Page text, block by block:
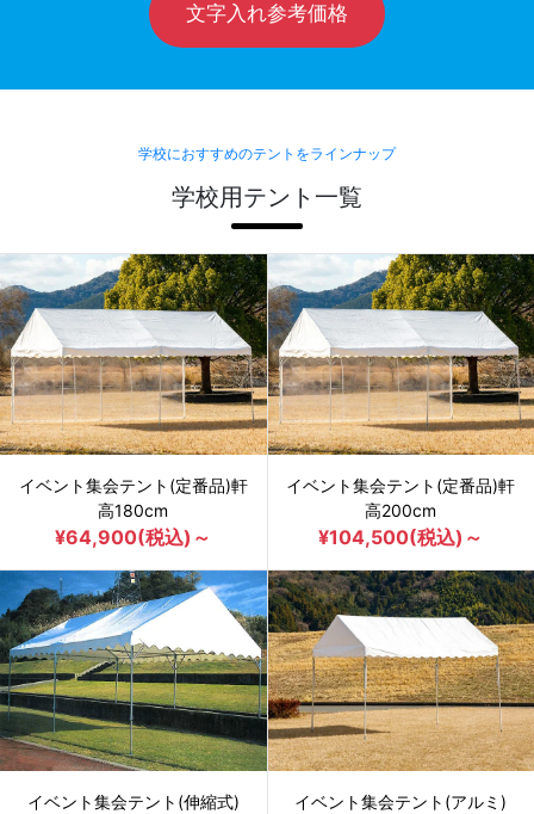
文字入れ参考価格
学校におすすめのテントをラインナップ
学校用テント一覧
イベント集会テント(定番品)軒
高180cm
¥64,900(税込)～
イベント集会テント(定番品)軒
高200cm
¥104,500(税込)～
イベント集会テント(伸縮式) イベント集会テント(アルミ)